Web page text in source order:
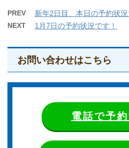
PREV 新年2日目、本日の予約状況
NEXT 1月7日の予約状況です！
お問い合わせはこちら
電話で予